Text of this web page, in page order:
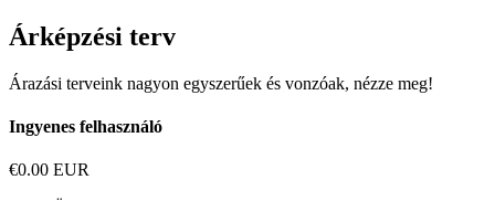
Árképzési terv
Árazási terveink nagyon egyszerűek és vonzóak, nézze meg!
Ingyenes felhasználó
€0.00 EUR